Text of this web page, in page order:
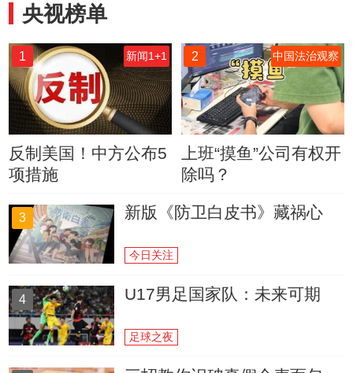
央视榜单
1 新闻1+1
反制美国！中方公布5
项措施
2 中国法治观察
上班“摸鱼”公司有权开
除吗？
3 新版《防卫白皮书》藏祸心
今日关注
4 U17男足国家队：未来可期
足球之夜